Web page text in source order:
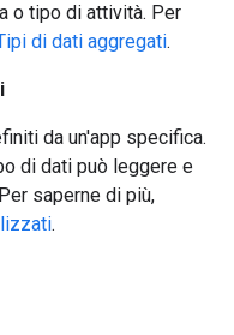
o tipo di attività. Per
di dati aggregati.
da un'app specifica.
di dati può leggere e
saperne di più,
.